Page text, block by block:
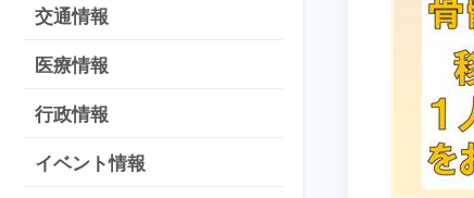
交通情報
医療情報
行政情報
イベント情報